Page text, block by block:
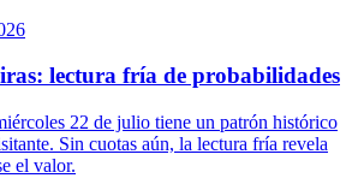
lectura fría de probabilidades
22 de julio tiene un patrón histórico
Sin cuotas aún, la lectura fría revela
el valor.